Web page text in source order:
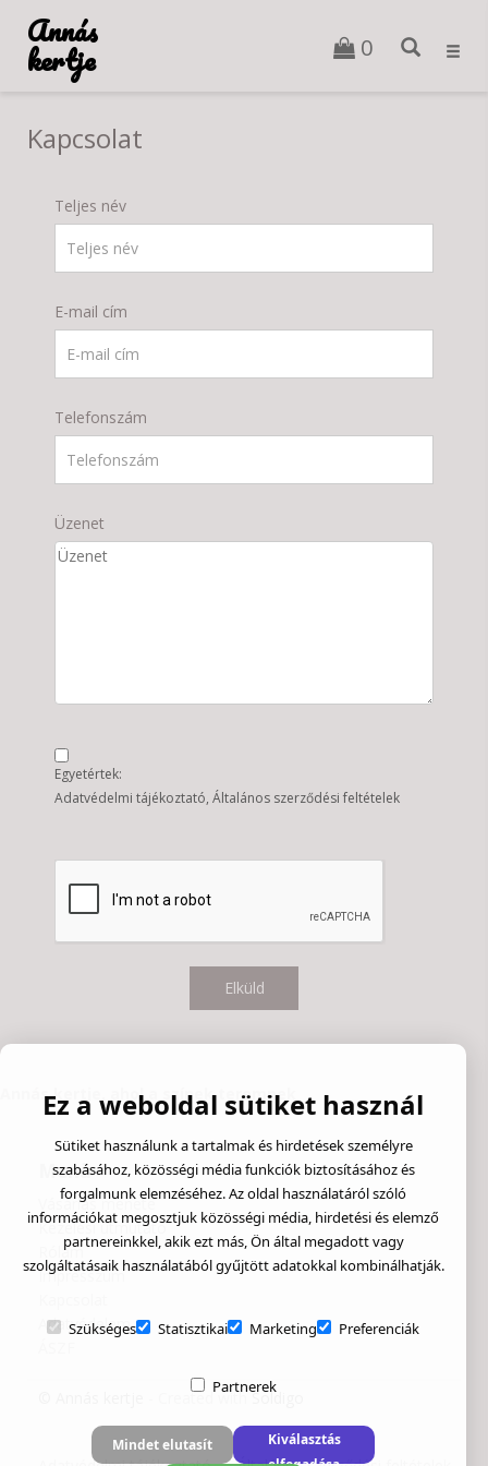
Annás
kertje 0
Kapcsolat
Teljes név
E-mail cím
Telefonszám
Üzenet
Egyetértek:
Adatvédelmi tájékoztató Általános szerződési feltételek
Elküld
Annás kertje, ahol a színek teremnek
Menü
Vásárlás menete
Kezelési útmutató
Rólam
Impresszum
Adatvédelem
- Created withSoldigo
Ez a weboldal sütiket használ
Sütiket használunk a tartalmak és hirdetések személyre
szabásához, közösségi média funkciók biztosításához és
forgalmunk elemzéséhez. Az oldal használatáról szóló
információkat megosztjuk közösségi média, hirdetési és elemző
partnereinkkel, akik ezt más, Ön által megadott vagy
szolgáltatásaik használatából gyűjtött adatokkal kombinálhatják.
Szükséges Statisztikai Marketing Preferenciák
Partnerek
Mindet elutasít
Kiválasztás